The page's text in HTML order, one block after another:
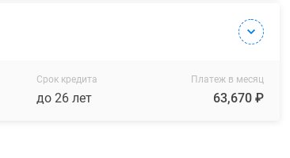
Срок кредита
до 26 лет
Платеж в месяц
63,670 ₽